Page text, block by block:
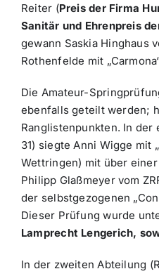
Reiter (Preis der Firma
Sanitär und Ehrenpreis
gewann Saskia Hinghaus
Rothenfelde mit
Die Amateur-
ebenfalls geteilt werden;
Ranglistenpunkten. In der
31) siegte Anni Wigge mit
Wettringen) mit über
Philipp Glaßmeyer vom
der selbstgezogenen
Dieser Prüfung wurde
Lamprecht Lengerich,
In der zweiten Abteilung